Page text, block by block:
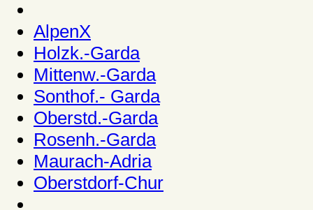
AlpenX
Holzk.-Garda
Mittenw.-Garda
Sonthof.- Garda
Oberstd.-Garda
Rosenh.-Garda
Maurach-Adria
Oberstdorf-Chur